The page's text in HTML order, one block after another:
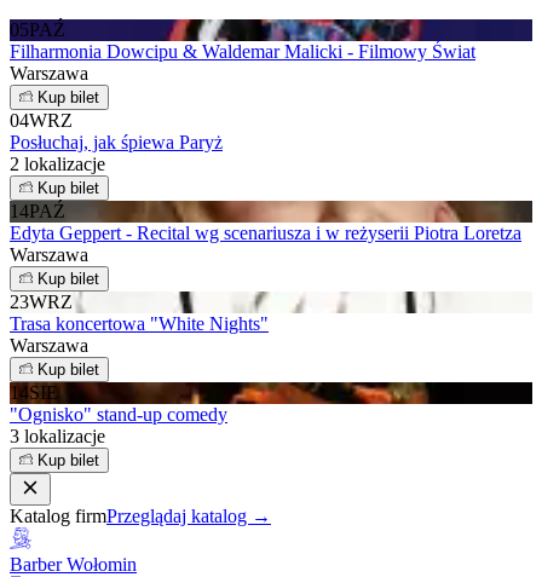
05PAŹ
Filharmonia Dowcipu & Waldemar Malicki - Filmowy Świat
Warszawa
Kup bilet
04WRZ
Posłuchaj, jak śpiewa Paryż
2 lokalizacje
Kup bilet
14PAŹ
Edyta Geppert - Recital wg scenariusza i w reżyserii Piotra Loretza
Warszawa
Kup bilet
23WRZ
Trasa koncertowa "White Nights"
Warszawa
Kup bilet
14SIE
"Ognisko" stand-up comedy
3 lokalizacje
Kup bilet
Katalog firmPrzeglądaj katalog →
Barber Wołomin